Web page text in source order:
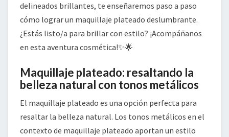
delineados brillantes, te enseñaremos paso a paso
cómo lograr un maquillaje plateado deslumbrante.
¿Estás listo/a para brillar con estilo? ¡Acompáñanos
en esta aventura cosmética!✨🌟
Maquillaje plateado: resaltando la
belleza natural con tonos metálicos
El maquillaje plateado es una opción perfecta para
resaltar la belleza natural. Los tonos metálicos en el
contexto de maquillaje plateado aportan un estilo